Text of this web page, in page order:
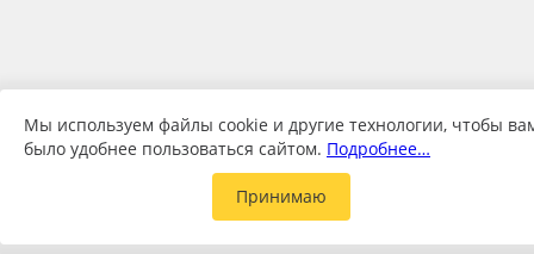
Мы используем файлы cookie и другие технологии, чтобы
было удобнее пользоваться сайтом. Подробнее…
Принимаю